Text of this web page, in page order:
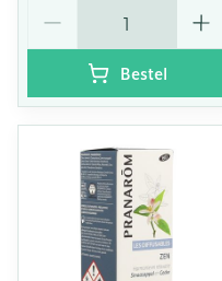
Bestel